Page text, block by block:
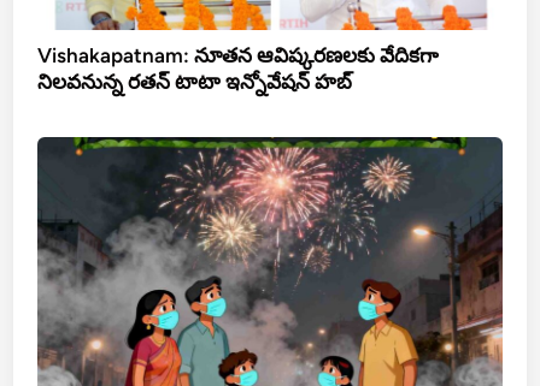
Vishakapatnam: నూత‌న ఆవిష్క‌ర‌ణ‌ల‌కు వేదిక‌గా
నిల‌వ‌నున్న ర‌త‌న్ టాటా ఇన్నోవేష‌న్ హ‌బ్